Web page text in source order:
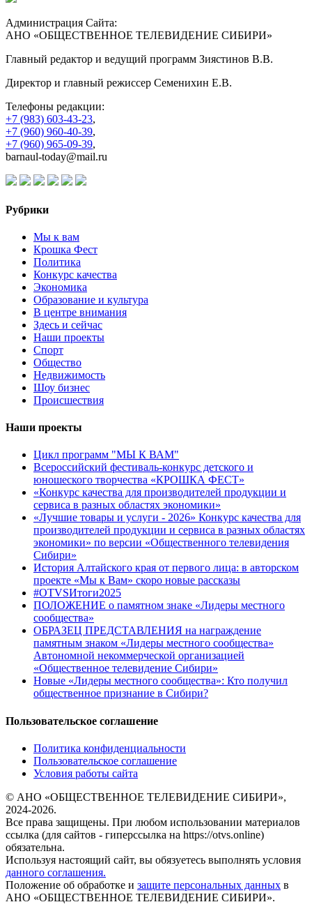
Администрация Сайта:
АНО «ОБЩЕСТВЕННОЕ ТЕЛЕВИДЕНИЕ СИБИРИ»
Главный редактор и ведущий программ Зиястинов В.В.
Директор и главный режиссер Семенихин Е.В.
Телефоны редакции:
+7 (983) 603-43-23,
+7 (960) 960-40-39,
+7 (960) 965-09-39,
barnaul-today@mail.ru
Рубрики
Мы к вам
Крошка Фест
Политика
Конкурс качества
Экономика
Образование и культура
В центре внимания
Здесь и сейчас
Наши проекты
Спорт
Общество
Недвижимость
Шоу бизнес
Происшествия
Наши проекты
Цикл программ "МЫ К ВАМ"
Всероссийский фестиваль-конкурс детского и
юношеского творчества «КРОШКА ФЕСТ»
«Конкурс качества для производителей продукции и
сервиса в разных областях экономики»
«Лучшие товары и услуги - 2026» Конкурс качества для
производителей продукции и сервиса в разных областях
экономики» по версии «Общественного телевидения
Сибири»
История Алтайского края от первого лица: в авторском
проекте «Мы к Вам» скоро новые рассказы
#OTVSИтоги2025
ПОЛОЖЕНИЕ о памятном знаке «Лидеры местного
сообщества»
ОБРАЗЕЦ ПРЕДСТАВЛЕНИЯ на награждение
памятным знаком «Лидеры местного сообщества»
Автономной некоммерческой организацией
«Общественное телевидение Сибири»
Новые «Лидеры местного сообщества»: Кто получил
общественное признание в Сибири?
Пользовательское соглашение
Политика конфиденциальности
Пользовательское соглашение
Условия работы сайта
© АНО «ОБЩЕСТВЕННОЕ ТЕЛЕВИДЕНИЕ СИБИРИ»,
2024-2026.
Все права защищены. При любом использовании материалов
ссылка (для сайтов - гиперссылка на https://otvs.online)
обязательна.
Используя настоящий сайт, вы обязуетесь выполнять условия
данного соглашения.
Положение об обработке и защите персональных данных в
АНО «ОБЩЕСТВЕННОЕ ТЕЛЕВИДЕНИЕ СИБИРИ».